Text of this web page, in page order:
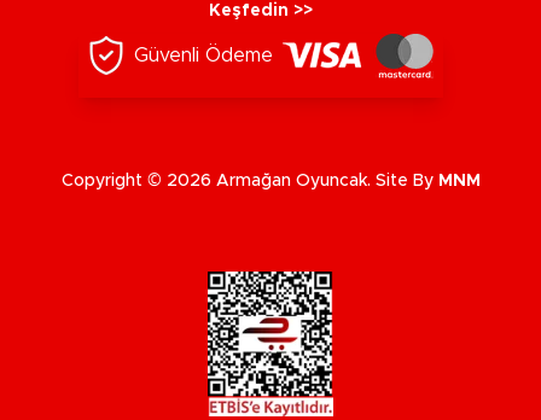
Keşfedin >>
Güvenli Ödeme
Copyright © 2026 Armağan Oyuncak. Site By MNM